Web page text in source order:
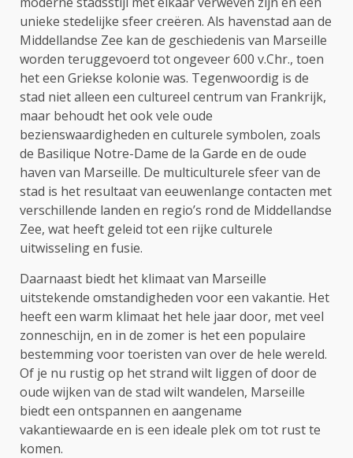
unieke stedelijke sfeer creëren. Als havenstad aan de
Middellandse Zee kan de geschiedenis van Marseille
worden teruggevoerd tot ongeveer 600 v.Chr., toen
het een Griekse kolonie was. Tegenwoordig is de
stad niet alleen een cultureel centrum van Frankrijk,
maar behoudt het ook vele oude
bezienswaardigheden en culturele symbolen, zoals
de Basilique Notre-Dame de la Garde en de oude
haven van Marseille. De multiculturele sfeer van de
stad is het resultaat van eeuwenlange contacten met
verschillende landen en regio’s rond de Middellandse
Zee, wat heeft geleid tot een rijke culturele
uitwisseling en fusie.
Daarnaast biedt het klimaat van Marseille
uitstekende omstandigheden voor een vakantie. Het
heeft een warm klimaat het hele jaar door, met veel
zonneschijn, en in de zomer is het een populaire
bestemming voor toeristen van over de hele wereld.
Of je nu rustig op het strand wilt liggen of door de
oude wijken van de stad wilt wandelen, Marseille
biedt een ontspannen en aangename
vakantiewaarde en is een ideale plek om tot rust te
komen.